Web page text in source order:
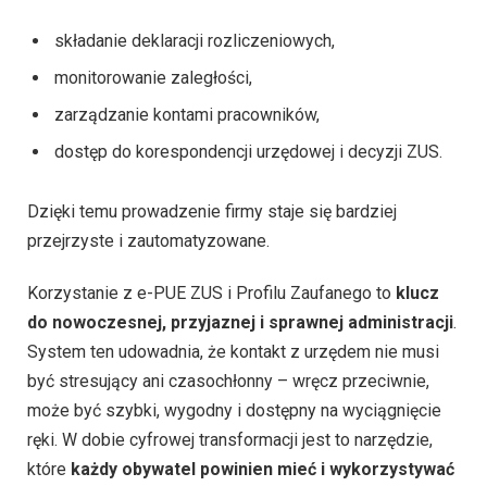
składanie deklaracji rozliczeniowych,
monitorowanie zaległości,
zarządzanie kontami pracowników,
dostęp do korespondencji urzędowej i decyzji ZUS.
Dzięki temu prowadzenie firmy staje się bardziej
przejrzyste i zautomatyzowane.
Korzystanie z e-PUE ZUS i Profilu Zaufanego to klucz
do nowoczesnej, przyjaznej i sprawnej administracji.
System ten udowadnia, że kontakt z urzędem nie musi
być stresujący ani czasochłonny – wręcz przeciwnie,
może być szybki, wygodny i dostępny na wyciągnięcie
ręki. W dobie cyfrowej transformacji jest to narzędzie,
które każdy obywatel powinien mieć i wykorzystywać